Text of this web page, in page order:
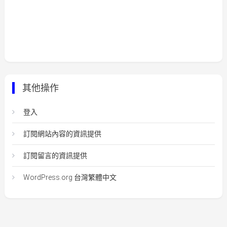
其他操作
登入
訂閱網站內容的資訊提供
訂閱留言的資訊提供
WordPress.org 台灣繁體中文